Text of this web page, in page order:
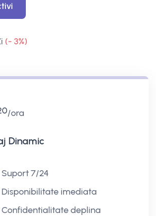
(- 3%)
ora
Dinamic
Suport 7/24
Disponibilitate imediata
Confidentialitate deplina